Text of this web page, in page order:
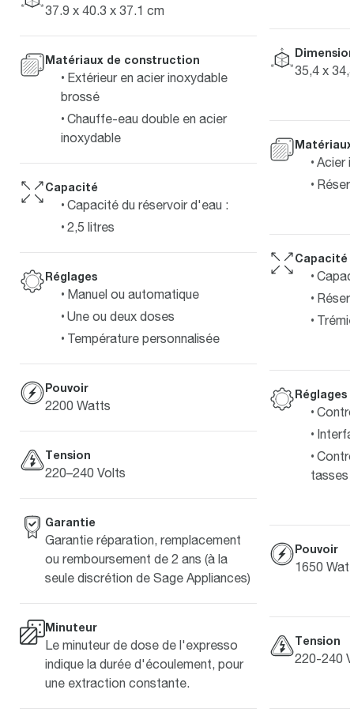
37.9 x 40.3 x 37.1 cm
Matériaux de construction
Extérieur en acier inoxydable
brossé
Chauffe-eau double en acier
inoxydable
Capacité
Capacité du réservoir d'eau :
2,5 litres
Réglages
Manuel ou automatique
Une ou deux doses
Température personnalisée
Pouvoir
2200 Watts
Tension
220–240 Volts
Garantie
Garantie réparation, remplacement
ou remboursement de 2 ans (à la
seule discrétion de Sage Appliances)
Minuteur
Le minuteur de dose de l'expresso
indique la durée d'écoulement, pour
une extraction constante.
35,4 x
Acier
Capacité
Réglages
tasses
Pouvoir
1650
Tension
220-240